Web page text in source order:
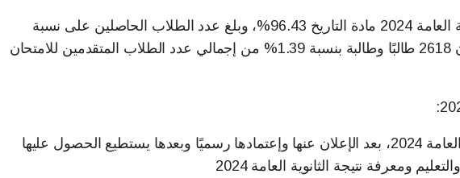
كما بلغت نسبة النجاح في امتحانات الثانوية العامة 2024 مادة التاريخ 96.43%؜، وبلغ عدد الطلاب الحاصلين على نسبة
95%، فأكثر من الدرجة الكلية في الامتحان 2618 طالبًا وطالبة بنسبة 1.39%؜ من إجمالي عدد الطلاب المتقدمين للامتحان
يمكن للطلاب الحصول على نتيجة الثانوية العامة 2024، بعد الإعلان عنها وإعتمادها رسميًا وبعدها يستطيع الحصول عليها
ومعرفة نتيجة الثانوية العامة 2024